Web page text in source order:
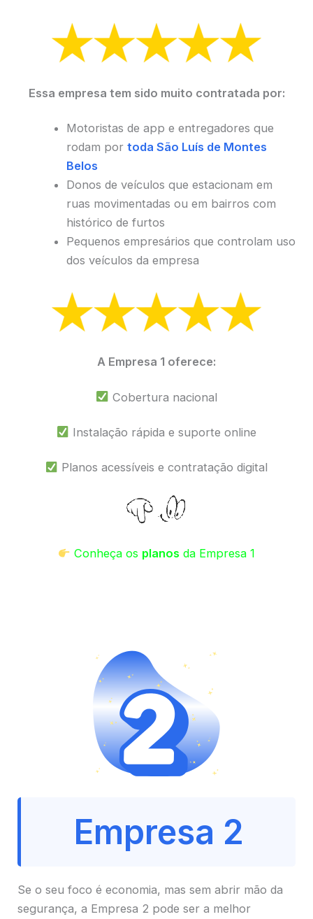
Essa empresa tem sido muito contratada por:
Motoristas de app e entregadores que
rodam por toda São Luís de Montes
Belos
Donos de veículos que estacionam em
ruas movimentadas ou em bairros com
histórico de furtos
Pequenos empresários que controlam uso
dos veículos da empresa
A Empresa 1 oferece:
Cobertura nacional
Instalação rápida e suporte online
Planos acessíveis e contratação digital
Conheça os planos da Empresa 1
Empresa 2
Se o seu foco é economia, mas sem abrir mão da
segurança, a Empresa 2 pode ser a melhor